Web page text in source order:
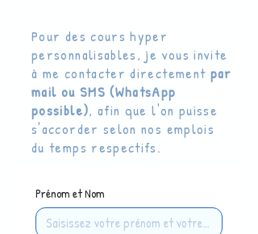
Pour des cours hyper
personnalisables, je vous invite
à me contacter directement par
mail ou SMS (WhatsApp
possible), afin que l'on puisse
s'accorder selon nos emplois
du temps respectifs.
Prénom et Nom